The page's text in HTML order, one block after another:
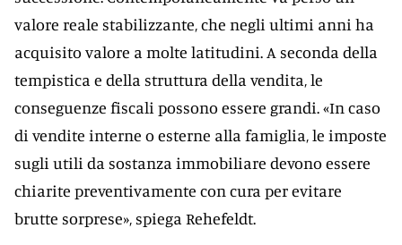
valore reale stabilizzante, che negli ultimi anni ha
acquisito valore a molte latitudini. A seconda della
tempistica e della struttura della vendita, le
conseguenze fiscali possono essere grandi. «In caso
di vendite interne o esterne alla famiglia, le imposte
sugli utili da sostanza immobiliare devono essere
chiarite preventivamente con cura per evitare
brutte sorprese», spiega Rehefeldt.